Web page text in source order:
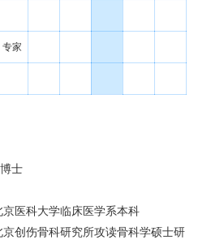
专家
士
医科大学临床医学系本科
创伤骨科研究所攻读骨科学硕士研